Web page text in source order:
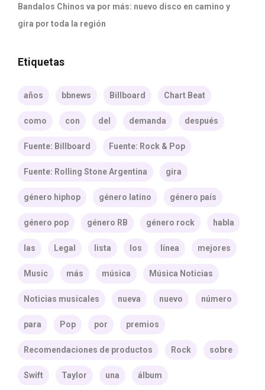
Bandalos Chinos va por más: nuevo disco en camino y
gira por toda la región
Etiquetas
años bbnews Billboard Chart Beat
como con del demanda después
Fuente: Billboard Fuente: Rock & Pop
Fuente: Rolling Stone Argentina gira
género hiphop género latino género país
género pop género RB género rock habla
las Legal lista los línea mejores
Music más música Música Noticias
Noticias musicales nueva nuevo número
para Pop por premios
Recomendaciones de productos Rock sobre
Swift Taylor una álbum